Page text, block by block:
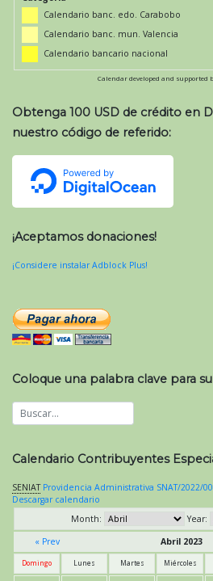
Calendario banc. edo. Carabobo
Calendario banc. mun. Valencia
Calendario bancario nacional
Calendar developed and supported
Obtenga 100 USD de crédito en
nuestro código de referido:
¡Aceptamos donaciones!
¡Considere instalar Adblock Plus!
Coloque una palabra clave para
Calendario Contribuyentes
SENIAT Providencia Administrativa SNAT/2022/
Descargar calendario
Month:
Year:
« Prev
Abril 2023
Domingo Lunes Martes Miércoles